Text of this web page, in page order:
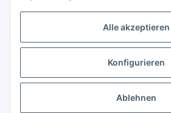
Alle akzeptieren
Konfigurieren
Ablehnen
Vertrag widerrufen
* Alle Preise inkl. gesetzlicher USt., zzgl.Versand